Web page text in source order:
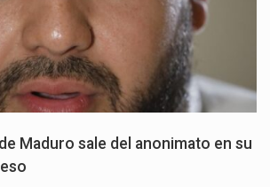
Maduro sale del anonimato en su